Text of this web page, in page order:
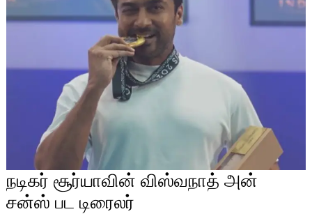
நடிகர் சூர்யாவின் விஸ்வநாத் அன்
சன்ஸ் பட டிரைலர்